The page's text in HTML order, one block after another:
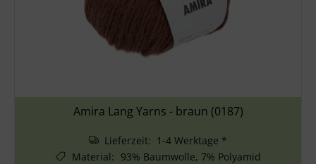
Amira Lang Yarns - braun (0187)
Lieferzeit: 1-4 Werktage *
Material: 93% Baumwolle, 7% Polyamid